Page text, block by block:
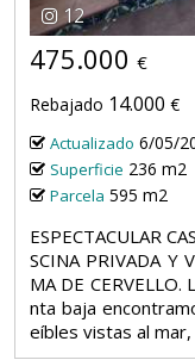
12
475.000 €
Rebajado 14.000 €
Actualizado 6/05/
Superficie 236 m2
Parcela 595 m2
ESPECTACULAR
SCINA PRIVADA Y
MA DE
nta baja
eíbles vistas al mar,